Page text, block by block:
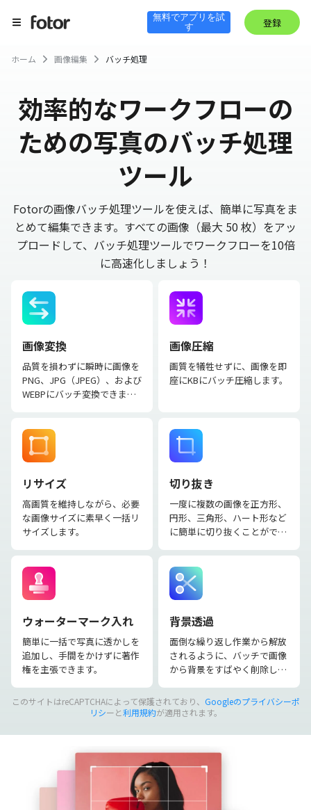
無料でアプリを試
す
登録
ホーム 画像編集 バッチ処理
効率的なワークフローの
ための写真のバッチ処理
ツール
Fotorの画像バッチ処理ツールを使えば、簡単に写真をま
とめて編集できます。すべての画像（最大 50 枚）をアッ
プロードして、バッチ処理ツールでワークフローを10倍
に高速化しましょう！
画像変換
品質を損わずに瞬時に画像を
PNG、JPG（JPEG）、および
WEBPにバッチ変換できま
画像圧縮
画質を犠牲せずに、画像を即
座にKBにバッチ圧縮します。
リサイズ
高画質を維持しながら、必要
な画像サイズに素早く一括リ
サイズします。
切り抜き
一度に複数の画像を正方形、
円形、三角形、ハート形など
に簡単に切り抜くことができ
ウォーターマーク入れ
簡単に一括で写真に透かしを
追加し、手間をかけずに著作
権を主張できます。
背景透過
面倒な繰り返し作業から解放
されるように、バッチで画像
から背景をすばやく削除しま
このサイトはreCAPTCHAによって保護されており、 Googleのプライバシーポ
リシーと利用規約が適用されます。